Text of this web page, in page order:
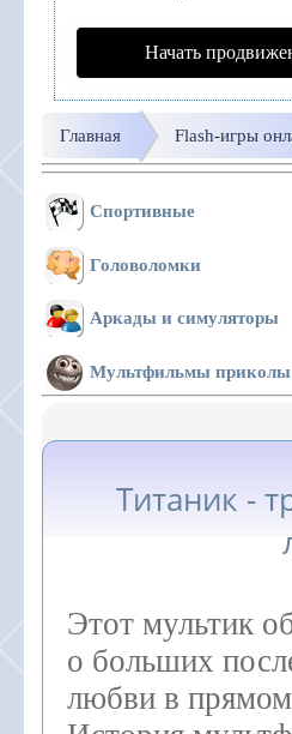
Начать
Главная Flash-игры
Спортивные
Головоломки
Аркады и симуляторы
Мультфильмы приколы
Титаник -
Этот мультик
о больших
любви в